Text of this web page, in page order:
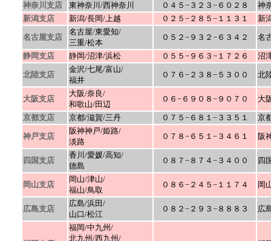
神奈川支店
東神奈川/西神奈川 ０４５−３２３−６０２８
神
新潟支店
新潟/長岡/上越 ０２５−２８５−１１３１ 新
名古屋支店
名古屋/東愛知/
三重/松本
０５２−９３２−６３４２ 名
静岡支店 静岡/沼津/浜松 ０５５−９６３−１７２６ 沼
北陸支店
金沢/七尾/富山/
福井
０７６−２３８−５３００ 北
大阪支店
大阪/奈良/
和歌山/田辺
０６−６９０８−９０７０ 大
京都支店 京都/滋賀/三丹 ０７５−６８１−３３５１ 京
神戸支店
阪神神戸/姫路/
淡路
０７８−６５１−３４６１ 阪
四国支店
香川/愛媛/高知/
徳島
０８７−８７４−３４００ 四
岡山支店
岡山/津山/
福山/鳥取
０８６−２４５−１１７４ 岡
広島支店
広島/浜田/
山口/松江
０８２−２９３−８８８３ 広
福岡/中九州/
北九州/西九州/